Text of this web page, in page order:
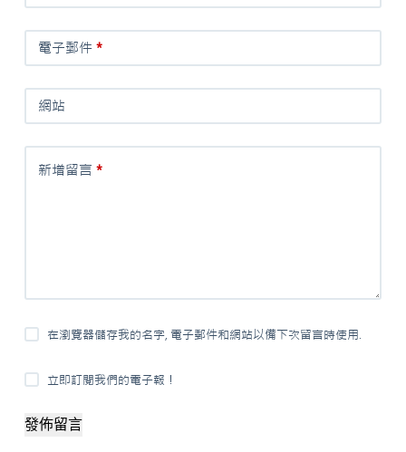
電子郵件*
網站
新增留言 *
在瀏覽器儲存我的名字, 電子郵件和網站以備下次留言時使用.
立即訂閱我們的電子報！
發佈留言